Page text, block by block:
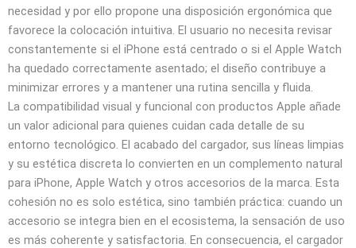
necesidad y por ello propone una disposición ergonómica que
favorece la colocación intuitiva. El usuario no necesita revisar
constantemente si el iPhone está centrado o si el Apple Watch
ha quedado correctamente asentado; el diseño contribuye a
minimizar errores y a mantener una rutina sencilla y fluida.
La compatibilidad visual y funcional con productos Apple añade
un valor adicional para quienes cuidan cada detalle de su
entorno tecnológico. El acabado del cargador, sus líneas limpias
y su estética discreta lo convierten en un complemento natural
para iPhone, Apple Watch y otros accesorios de la marca. Esta
cohesión no es solo estética, sino también práctica: cuando un
accesorio se integra bien en el ecosistema, la sensación de uso
es más coherente y satisfactoria. En consecuencia, el cargador